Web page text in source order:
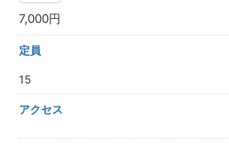
7,000円
定員
15
アクセス